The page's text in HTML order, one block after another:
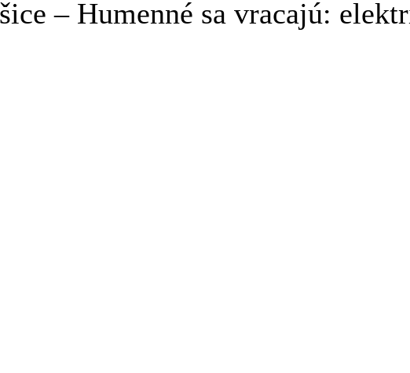
– Humenné sa vracajú: